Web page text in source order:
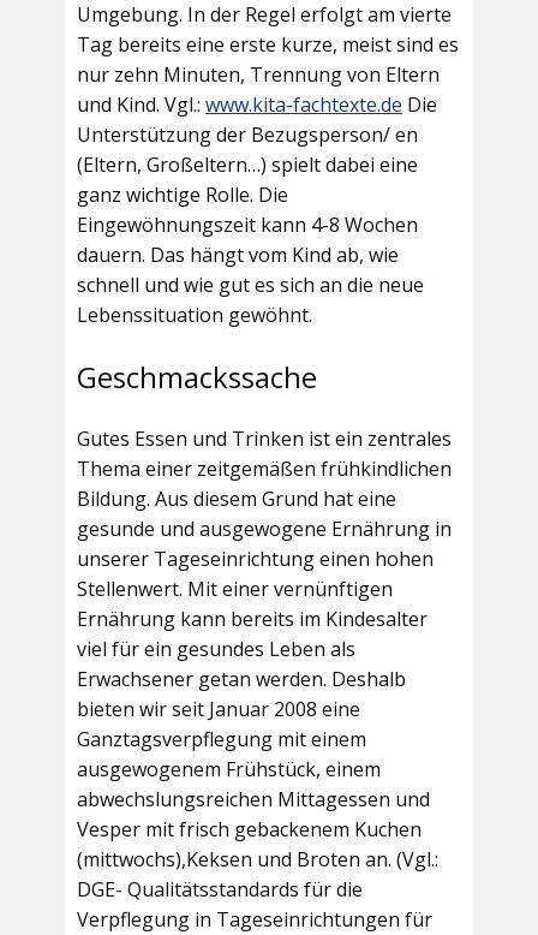
Umgebung. In der Regel erfolgt am vierte
Tag bereits eine erste kurze, meist sind es
nur zehn Minuten, Trennung von Eltern
und Kind. Vgl.: www.kita-fachtexte.de Die
Unterstützung der Bezugsperson/ en
(Eltern, Großeltern…) spielt dabei eine
ganz wichtige Rolle. Die
Eingewöhnungszeit kann 4-8 Wochen
dauern. Das hängt vom Kind ab, wie
schnell und wie gut es sich an die neue
Lebenssituation gewöhnt.
Geschmackssache
Gutes Essen und Trinken ist ein zentrales
Thema einer zeitgemäßen frühkindlichen
Bildung. Aus diesem Grund hat eine
gesunde und ausgewogene Ernährung in
unserer Tageseinrichtung einen hohen
Stellenwert. Mit einer vernünftigen
Ernährung kann bereits im Kindesalter
viel für ein gesundes Leben als
Erwachsener getan werden. Deshalb
bieten wir seit Januar 2008 eine
Ganztagsverpflegung mit einem
ausgewogenem Frühstück, einem
abwechslungsreichen Mittagessen und
Vesper mit frisch gebackenem Kuchen
(mittwochs),Keksen und Broten an. (Vgl.:
DGE- Qualitätsstandards für die
Verpflegung in Tageseinrichtungen für